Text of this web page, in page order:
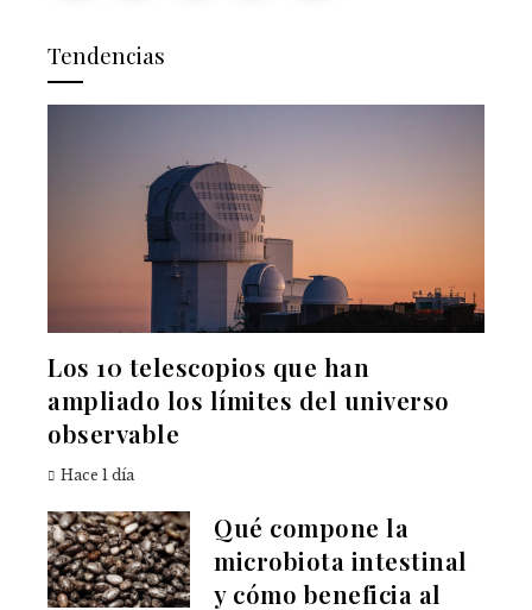
Tendencias
Los 10 telescopios que han
ampliado los límites del universo
observable
Hace 1 día
Qué compone la
microbiota intestinal
y cómo beneficia al